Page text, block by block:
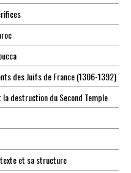
des Juifs de France (1306-1392)
destruction du Second Temple
et sa structure